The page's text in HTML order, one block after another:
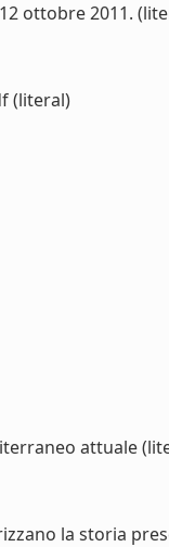
ottobre 2011.
(literal)
attuale
la storia